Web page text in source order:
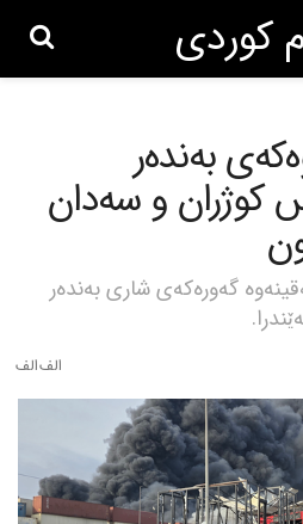
بەندەر
5 کەس کوژران و سەدان
گەورەکەی شاری بەندەر